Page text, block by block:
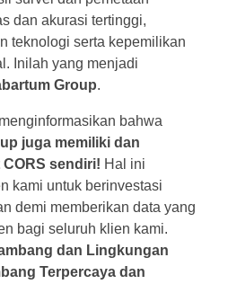
dan akurasi tertinggi,
teknologi serta kepemilikan
Inilah yang menjadi
Group.
bahwa
juga memiliki dan
sendiri! Hal ini
kami untuk berinvestasi
demi memberikan data yang
bagi seluruh klien kami.
dan Lingkungan
Terpercaya dan